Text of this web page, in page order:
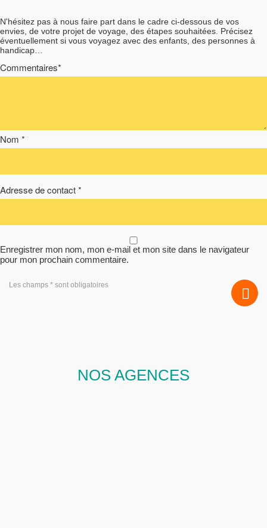
N'hésitez pas à nous faire part dans le cadre ci-dessous de vos
envies, de votre projet de voyage, des étapes souhaitées. Précisez
éventuellement si vous voyagez avec des enfants, des personnes à
handicap…
Commentaires*
Nom *
Adresse de contact *
Enregistrer mon nom, mon e-mail et mon site dans le navigateur
pour mon prochain commentaire.
Les champs * sont obligatoires
NOS AGENCES